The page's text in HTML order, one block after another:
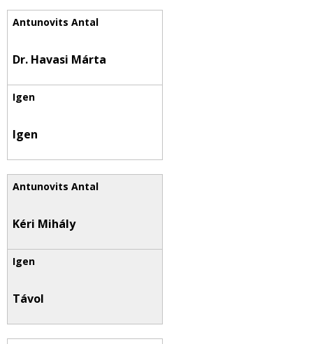
Dr. Havasi Márta
Igen
Kéri Mihály
Távol